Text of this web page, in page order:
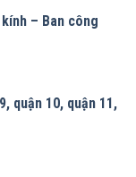
– Ban công
quận 10, quận 11,